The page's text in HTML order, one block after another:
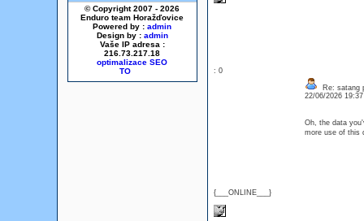
© Copyright 2007 - 2026
Enduro team Horažďovice
Powered by : admin
Design by : admin
Vaše IP adresa :
216.73.217.18
optimalizace SEO
: 0
{___ONLINE___}
Re: satang
22/06/2026
Oh, the data
more use of this